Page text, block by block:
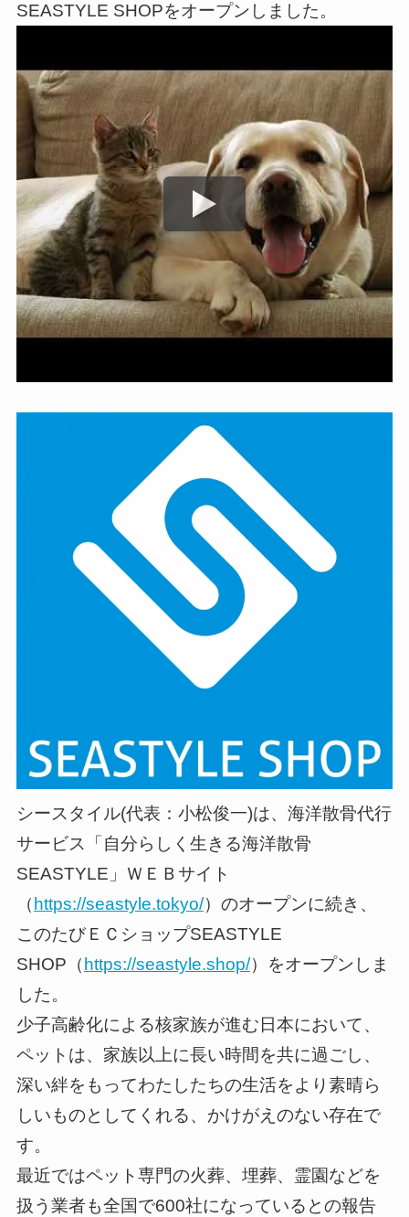
SEASTYLE SHOPをオープンしました。
シースタイル(代表：小松俊一)は、海洋散骨代行
サービス「自分らしく生きる海洋散骨
SEASTYLE」ＷＥＢサイト
（ https://seastyle.tokyo/）のオープンに続き、
このたびＥＣショップSEASTYLE
SHOP（ https://seastyle.shop/）をオープンしま
した。
少子高齢化による核家族が進む日本において、
ペットは、家族以上に長い時間を共に過ごし、
深い絆をもってわたしたちの生活をより素晴ら
しいものとしてくれる、かけがえのない存在で
す。
最近ではペット専門の火葬、埋葬、霊園などを
扱う業者も全国で600社になっているとの報告